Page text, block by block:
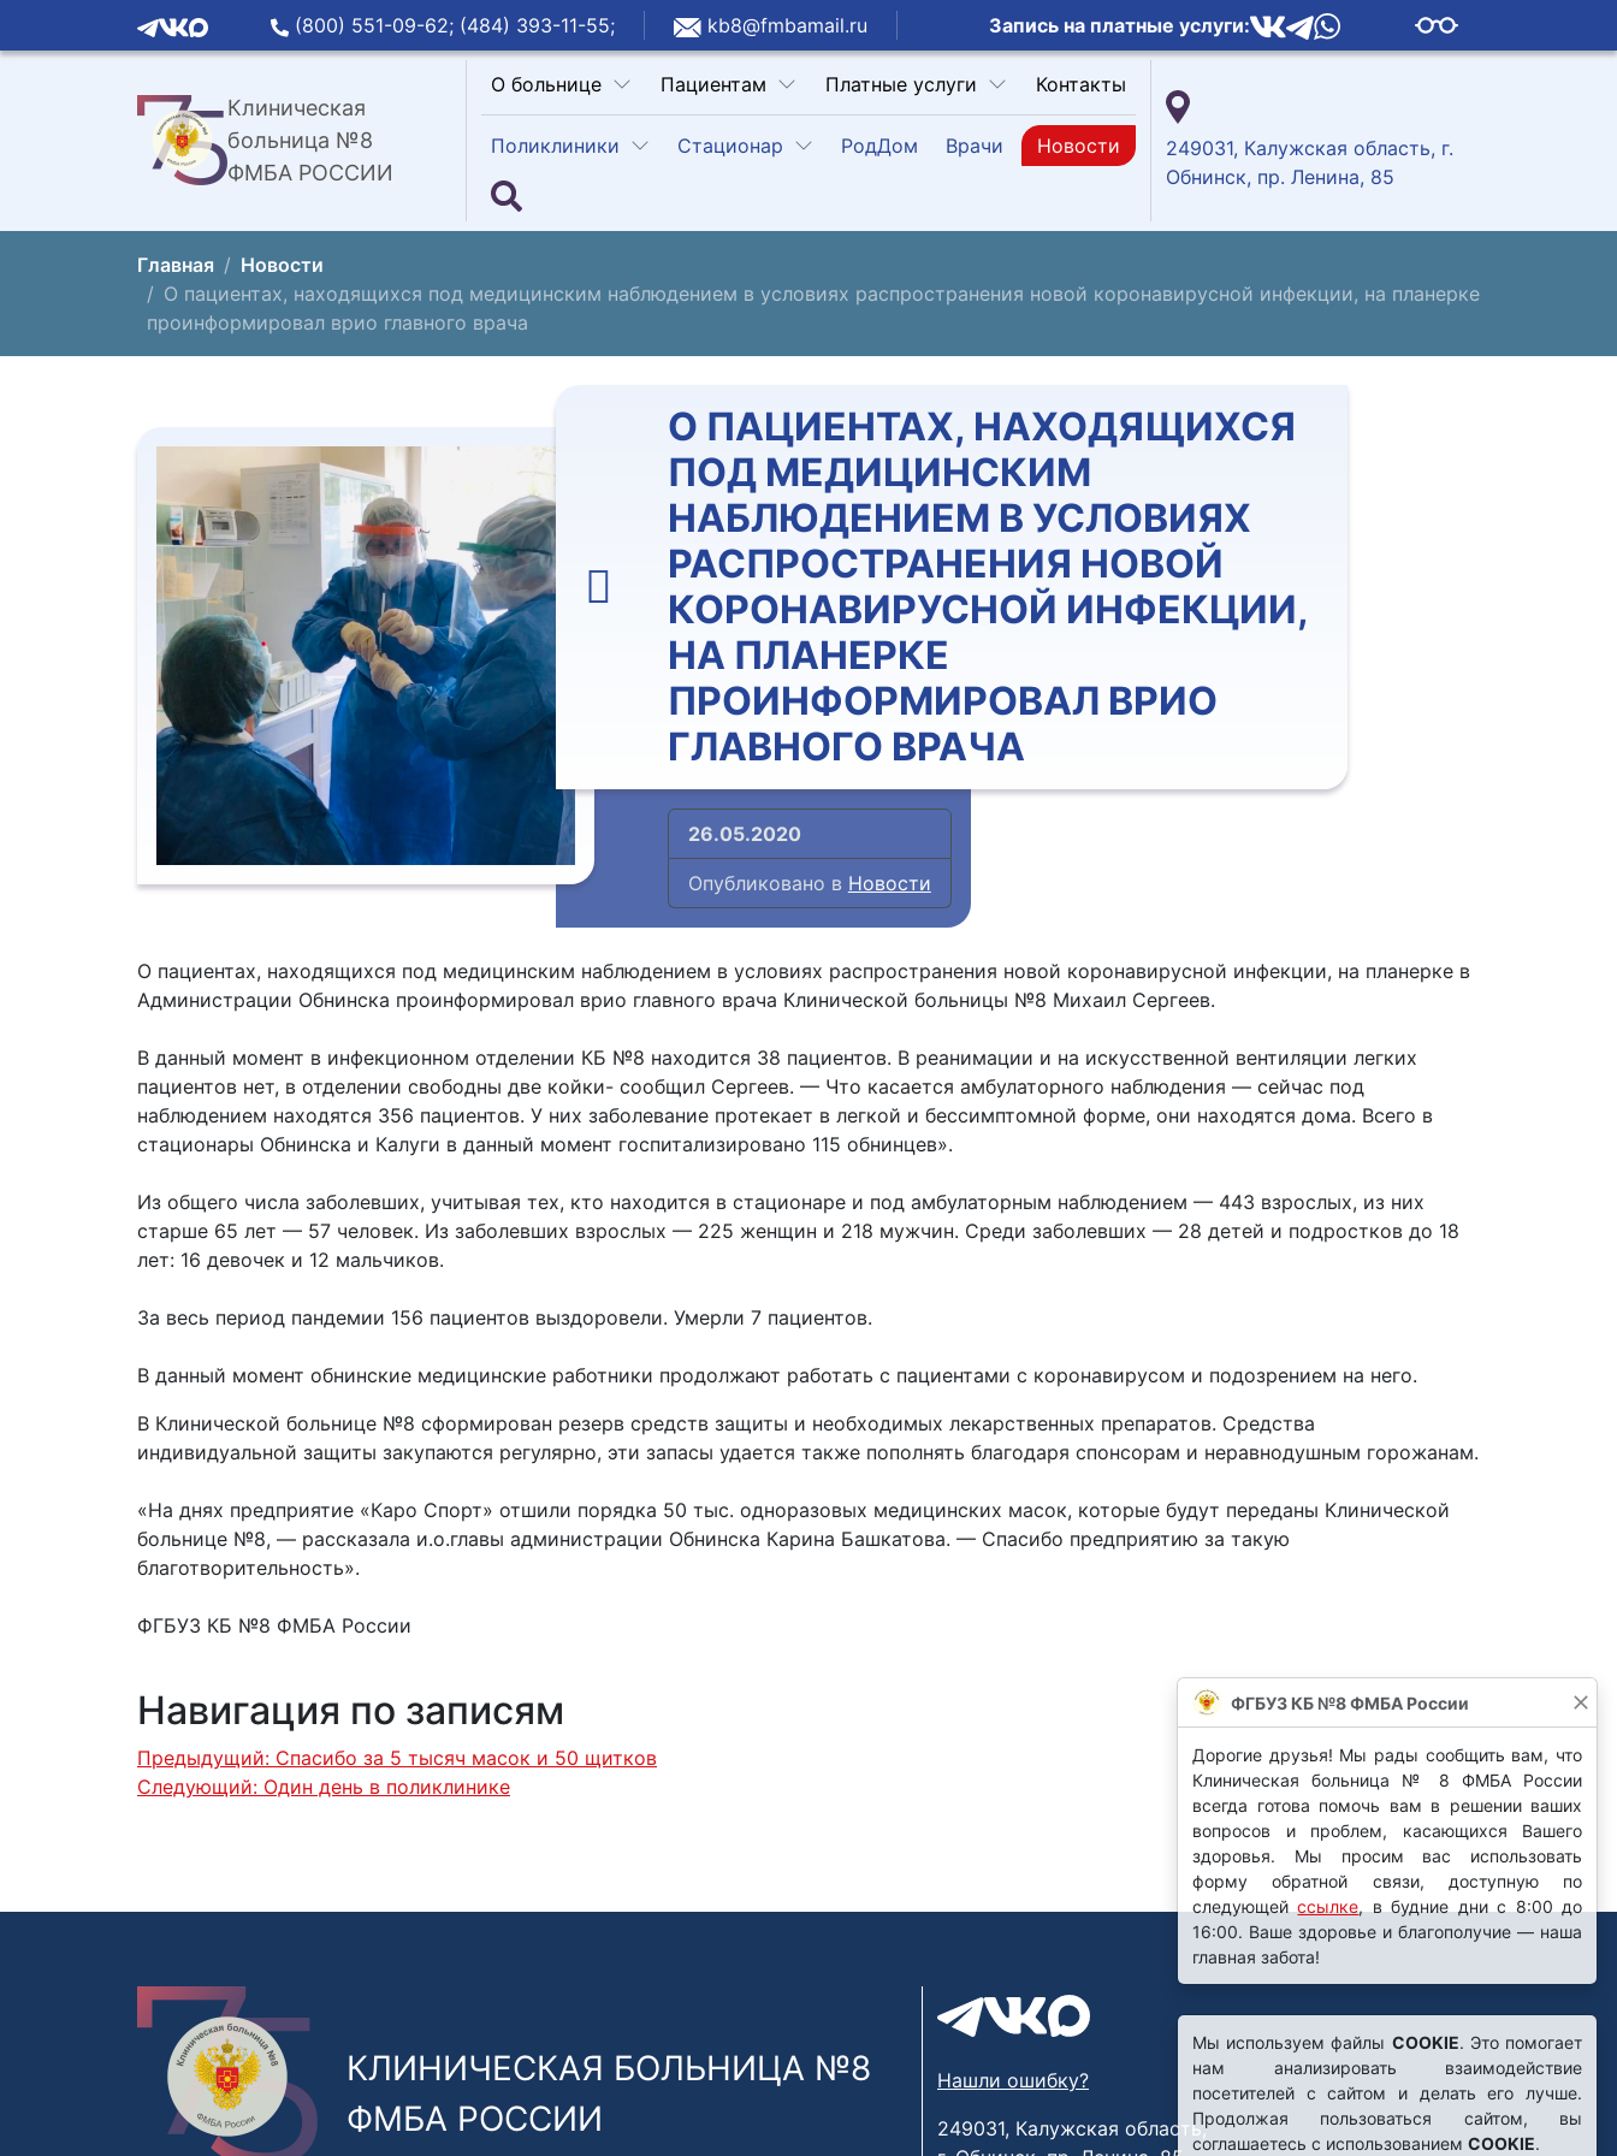
(800) 551-09-62; (484) 393-11-55; kb8@fmbamail.ru Запись на платные услуги:
Клиническая
больница №8
ФМБА РОССИИ
О больнице Пациентам Платные услуги Контакты
Поликлиники Стационар РодДом Врачи Новости
249031, Калужская область, г.
Обнинск, пр. Ленина, 85
Главная
Новости
О пациентах, находящихся под медицинским наблюдением в условиях распространения новой коронавирусной инфекции, на планерке
проинформировал врио главного врача
О ПАЦИЕНТАХ, НАХОДЯЩИХСЯ
ПОД МЕДИЦИНСКИМ
НАБЛЮДЕНИЕМ В УСЛОВИЯХ
РАСПРОСТРАНЕНИЯ НОВОЙ
КОРОНАВИРУСНОЙ ИНФЕКЦИИ,
НА ПЛАНЕРКЕ
ПРОИНФОРМИРОВАЛ ВРИО
ГЛАВНОГО ВРАЧА
26.05.2020
Опубликовано в Новости
О пациентах, находящихся под медицинским наблюдением в условиях распространения новой коронавирусной инфекции, на планерке в
Администрации Обнинска проинформировал врио главного врача Клинической больницы №8 Михаил Сергеев.
В данный момент в инфекционном отделении КБ №8 находится 38 пациентов. В реанимации и на искусственной вентиляции легких
пациентов нет, в отделении свободны две койки- сообщил Сергеев. — Что касается амбулаторного наблюдения — сейчас под
наблюдением находятся 356 пациентов. У них заболевание протекает в легкой и бессимптомной форме, они находятся дома. Всего в
стационары Обнинска и Калуги в данный момент госпитализировано 115 обнинцев».
Из общего числа заболевших, учитывая тех, кто находится в стационаре и под амбулаторным наблюдением — 443 взрослых, из них
старше 65 лет — 57 человек. Из заболевших взрослых — 225 женщин и 218 мужчин. Среди заболевших — 28 детей и подростков до 18
лет: 16 девочек и 12 мальчиков.
За весь период пандемии 156 пациентов выздоровели. Умерли 7 пациентов.
В данный момент обнинские медицинские работники продолжают работать с пациентами с коронавирусом и подозрением на него.
В Клинической больнице №8 сформирован резерв средств защиты и необходимых лекарственных препаратов. Средства
индивидуальной защиты закупаются регулярно, эти запасы удается также пополнять благодаря спонсорам и неравнодушным горожанам.
«На днях предприятие «Каро Спорт» отшили порядка 50 тыс. одноразовых медицинских масок, которые будут переданы Клинической
больнице №8, — рассказала и.о.главы администрации Обнинска Карина Башкатова. — Спасибо предприятию за такую
благотворительность».
ФГБУЗ КБ №8 ФМБА России
Навигация по записям
Предыдущий: Спасибо за 5 тысяч масок и 50 щитков
Следующий: Один день в поликлинике
КЛИНИЧЕСКАЯ БОЛЬНИЦА №8
ФМБА РОССИИ
Нашли ошибку?
249031, Калужская область,
Мы используем файлы COOKIE. Это помогает
нам анализировать взаимодействие
посетителей с сайтом и делать его лучше.
Продолжая пользоваться сайтом, вы
соглашаетесь с использованием COOKIE.